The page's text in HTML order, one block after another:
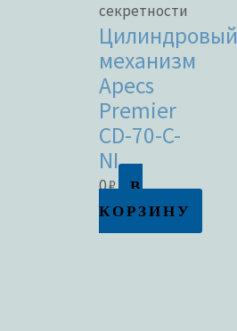
секретности
Цилиндровый
механизм
Apecs
Premier
CD-70-C-
NI
0₽
В
КОРЗИНУ